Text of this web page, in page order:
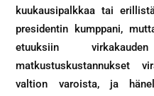
kuukausipalkkaa tai
presidentin kumppani,
etuuksiin
matkustuskustannukset
valtion varoista, ja